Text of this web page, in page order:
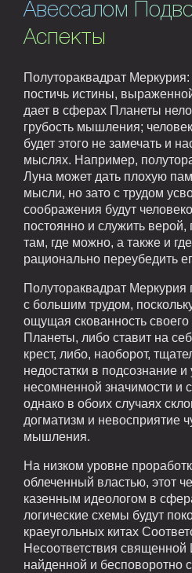
Авессалом
Аспекты
Полутораквадрат
постичь истины,
дает в сферах Планеты
грубость мышления;
будет этого не замечать и
мыслях. Например,
Луна может дать плохую
мысли, но зато с трудом
соображения будут
постоянно и служить
там, где можно, а также и
рационально переубедить
Полутораквадрат Меркурия
с большим трудом,
ощущая скованность
Планеты, либо ставит на
крест, либо, наоборот,
недостатки в подсознание
несомненной значимости и
однако в обоих случаях
догматизм и невосприятие
мышления.
На низком уровне
облеченный властью, этот
казенным идеологом в
логические схемы будут
краеугольных китах
Несоответствия священной
найденной и бесповоротно